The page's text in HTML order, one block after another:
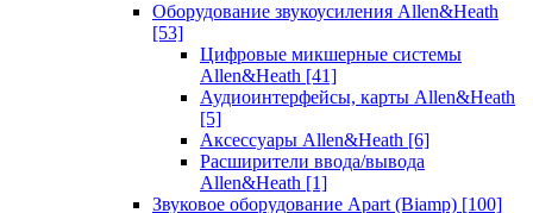
Оборудование звукоусиления Allen&Heath
[53]
Цифровые микшерные системы
Allen&Heath [41]
Аудиоинтерфейсы, карты Allen&Heath
[5]
Аксессуары Allen&Heath [6]
Расширители ввода/вывода
Allen&Heath [1]
Звуковое оборудование Apart (Biamp) [100]